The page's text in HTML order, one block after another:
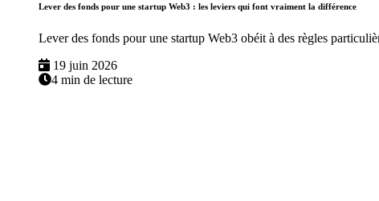
Lever des fonds pour une startup Web3 : les leviers qui font vraiment la différence
Lever des fonds pour une startup Web3 obéit à des règles
19 juin 2026
4 min de lecture